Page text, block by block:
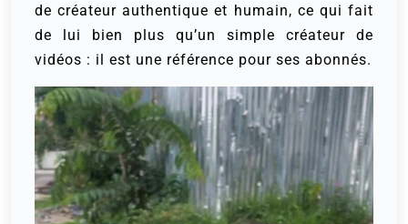
de créateur authentique et humain, ce qui fait
de lui bien plus qu’un simple créateur de
vidéos : il est une référence pour ses abonnés.